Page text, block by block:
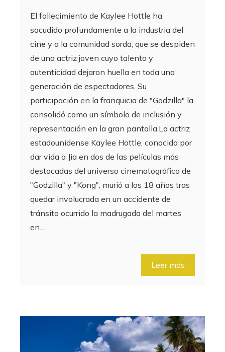
El fallecimiento de Kaylee Hottle ha
sacudido profundamente a la industria del
cine y a la comunidad sorda, que se despiden
de una actriz joven cuyo talento y
autenticidad dejaron huella en toda una
generación de espectadores. Su
participación en la franquicia de "Godzilla" la
consolidó como un símbolo de inclusión y
representación en la gran pantalla.La actriz
estadounidense Kaylee Hottle, conocida por
dar vida a Jia en dos de las películas más
destacadas del universo cinematográfico de
"Godzilla" y "Kong", murió a los 18 años tras
quedar involucrada en un accidente de
tránsito ocurrido la madrugada del martes
en…
Leer más